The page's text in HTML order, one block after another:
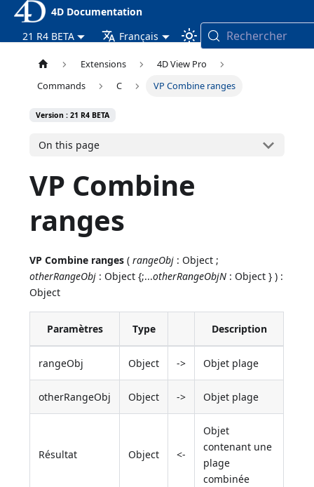
4D Documentation
21 R4 BETA
Français Rechercher
Extensions
4D View Pro
Commands
C VP Combine ranges
Version : 21 R4 BETA
On this page
VP Combine
ranges
VP Combine ranges (rangeObj : Object ;
otherRangeObj : Object {;...otherRangeObjN : Object } ) :
Object
Paramètres Type Description
rangeObj Object -> Objet plage
otherRangeObj Object -> Objet plage
Résultat Object <-
Objet
contenant une
plage
combinée